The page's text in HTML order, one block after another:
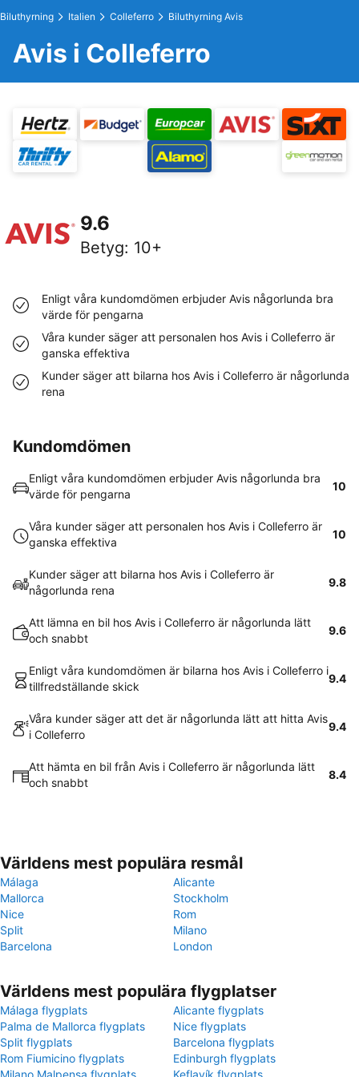
Biluthyrning Italien Colleferro Biluthyrning Avis
Avis i Colleferro
9.6
Betyg: 10+
Enligt våra kundomdömen erbjuder Avis någorlunda bra
värde för pengarna
Våra kunder säger att personalen hos Avis i Colleferro är
ganska effektiva
Kunder säger att bilarna hos Avis i Colleferro är någorlunda
rena
Kundomdömen
Enligt våra kundomdömen erbjuder Avis någorlunda bra
värde för pengarna
10
Våra kunder säger att personalen hos Avis i Colleferro är
ganska effektiva
10
Kunder säger att bilarna hos Avis i Colleferro är
någorlunda rena
9.8
Att lämna en bil hos Avis i Colleferro är någorlunda lätt
och snabbt
9.6
Enligt våra kundomdömen är bilarna hos Avis i Colleferro i
tillfredställande skick
9.4
Våra kunder säger att det är någorlunda lätt att hitta Avis
i Colleferro
9.4
Att hämta en bil från Avis i Colleferro är någorlunda lätt
och snabbt
8.4
Världens mest populära resmål
Málaga
Alicante
Mallorca
Stockholm
Nice
Rom
Split
Milano
Barcelona
London
Världens mest populära flygplatser
Málaga flygplats
Alicante flygplats
Palma de Mallorca flygplats
Nice flygplats
Split flygplats
Barcelona flygplats
Rom Fiumicino flygplats
Edinburgh flygplats
Milano Malpensa flygplats
Keflavík flygplats